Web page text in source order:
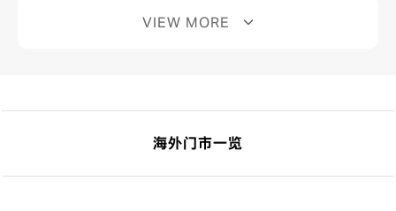
VIEW MORE
海外门市一览